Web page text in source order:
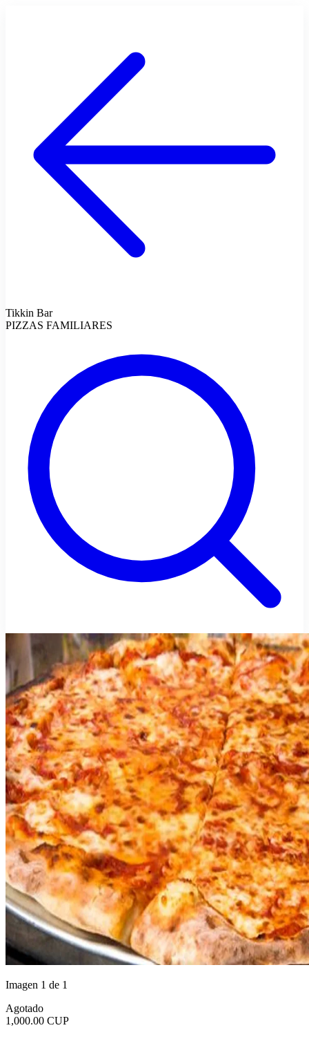
Tikkin Bar
PIZZAS FAMILIARES
Imagen 1 de 1
Agotado
1,000.00 CUP